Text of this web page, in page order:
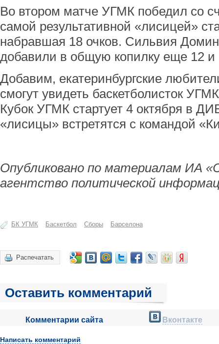
Во втором матче УГМК победил со
самой результативной «лисицей»
набравшая 18 очков. Сильвия
добавили в общую копилку еще 12 и
Добавим, екатеринбургские
смогут увидеть баскетболисток
Кубок УГМК стартует 4 октября в
«лисицы» встретятся с командой
Опубликовано по материалам ИА
агентство политической
БК УГМК Баскетбол Сборы Барселона
Распечатать
Оставить комментарий
Комментарии сайта Вконтакте
Написать комментарий